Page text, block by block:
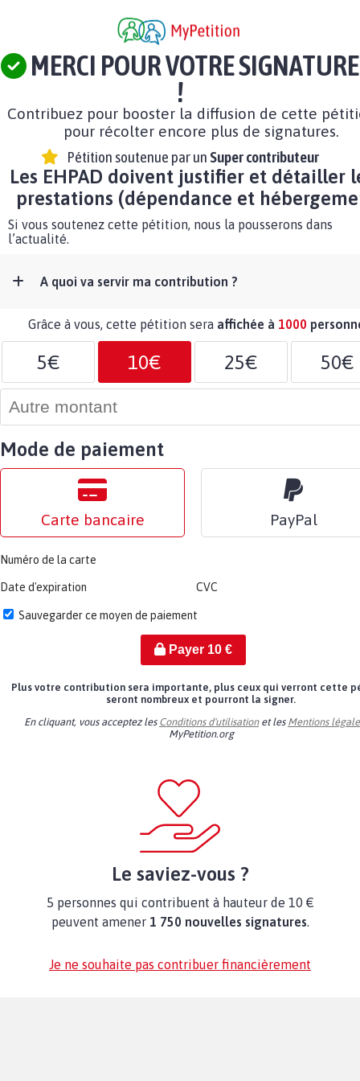
MERCI POUR VOTRE SIGNATURE
!
Contribuez pour booster la diffusion de cette
pour récolter encore plus de signatures.
Pétition soutenue par un Super contributeur
Les EHPAD doivent justifier et détailler
prestations (dépendance et
Si vous soutenez cette pétition, nous la pousserons dans
l’actualité.
A quoi va servir ma contribution ?
Grâce à vous, cette pétition sera affichée à 1000
5€ 10€ 25€ 50€
Mode de paiement
Carte bancaire PayPal
Numéro de la carte
Date d'expiration CVC
Sauvegarder ce moyen de paiement
Payer 10€
Plus votre contribution sera importante, plus ceux qui verront cette
seront nombreux et pourront la signer.
En cliquant, vous acceptez les Conditions d'utilisationet les Mentions
MyPetition.org
Le saviez-vous ?
5 personnes qui contribuent à hauteur de 10 €
peuvent amener 1 750 nouvelles signatures.
Je ne souhaite pas contribuer financièrement